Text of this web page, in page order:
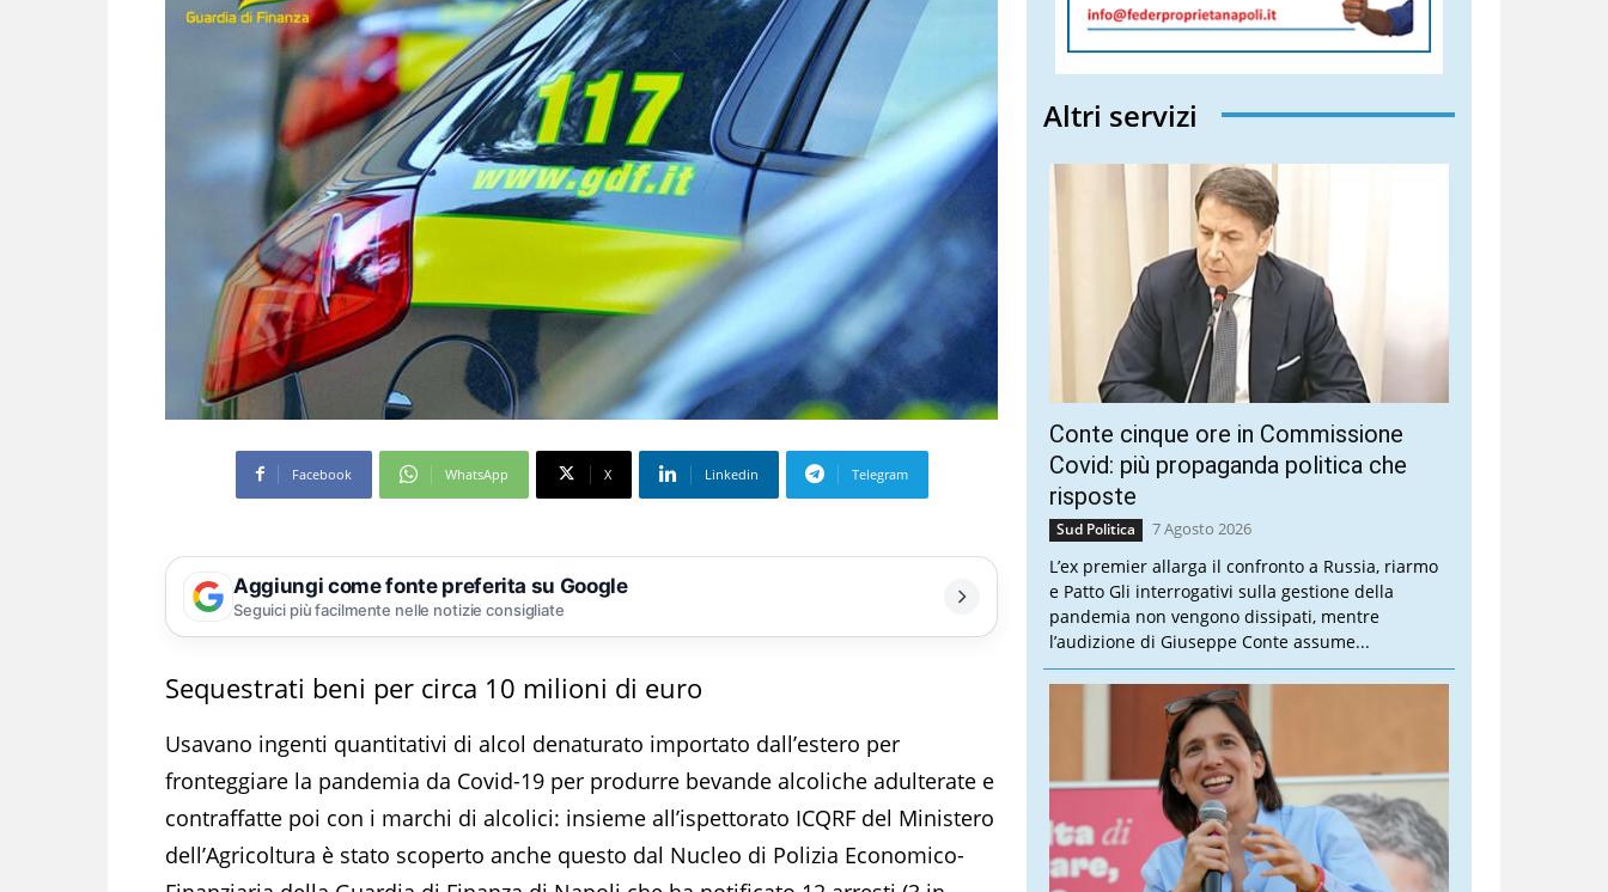
Facebook WhatsApp X Linkedin Telegram
Aggiungi come fonte preferita su Google
Seguici più facilmente nelle notizie consigliate
Sequestrati beni per circa 10 milioni di euro
Usavano ingenti quantitativi di alcol denaturato importato dall’estero per
fronteggiare la pandemia da Covid-19 per produrre bevande alcoliche adulterate e
contraffatte poi con i marchi di alcolici: insieme all’ispettorato ICQRF del Ministero
dell’Agricoltura è stato scoperto anche questo dal Nucleo di Polizia Economico-
Altri servizi
Conte cinque ore in Commissione
Covid: più propaganda politica che
risposte
Sud Politica 7 Agosto 2026
L’ex premier allarga il confronto a Russia, riarmo
e Patto Gli interrogativi sulla gestione della
pandemia non vengono dissipati, mentre
l’audizione di Giuseppe Conte assume...